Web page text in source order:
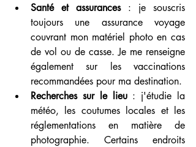
Santé et assurances : je souscris
toujours une assurance voyage
couvrant mon matériel photo en cas
de vol ou de casse. Je me renseigne
également sur les vaccinations
recommandées pour ma destination.
Recherches sur le lieu : j'étudie la
météo, les coutumes locales et les
réglementations en matière de
photographie. Certains endroits